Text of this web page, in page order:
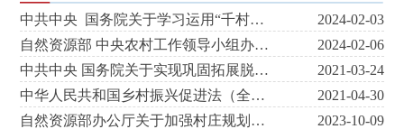
中共中央 国务院关于学习运用“千村示范、万村整治”工程经验有力有效推进乡村全面振兴的意见
2024-02-03
自然资源部 中央农村工作领导小组办公室关于学习运用“千万工程”经验提高村庄规划编制质量和实效的通知
2024-02-06
中共中央 国务院关于实现巩固拓展脱贫攻坚成果同乡村振兴有效衔接的意见
2021-03-24
中华人民共和国乡村振兴促进法（全文）
2021-04-30
自然资源部办公厅关于加强村庄规划促进乡村振兴的通知
2023-10-09